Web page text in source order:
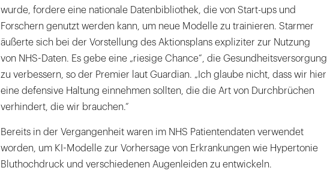
wurde, fordere eine nationale Datenbibliothek, die von Start-ups und
Forschern genutzt werden kann, um neue Modelle zu trainieren. Starmer
äußerte sich bei der Vorstellung des Aktionsplans expliziter zur Nutzung
von NHS-Daten. Es gebe eine „riesige Chance“, die Gesundheitsversorgung
zu verbessern, so der Premier laut Guardian. „Ich glaube nicht, dass wir hier
eine defensive Haltung einnehmen sollten, die die Art von Durchbrüchen
verhindert, die wir brauchen.“
Bereits in der Vergangenheit waren im NHS Patientendaten verwendet
worden, um KI-Modelle zur Vorhersage von Erkrankungen wie Hypertonie
Bluthochdruck und verschiedenen Augenleiden zu entwickeln.